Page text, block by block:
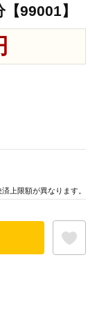
99001】
上限額が異なります。